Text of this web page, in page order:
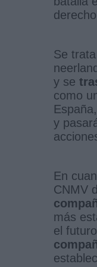
Se
y se
como
y
En
CNMV
más
el